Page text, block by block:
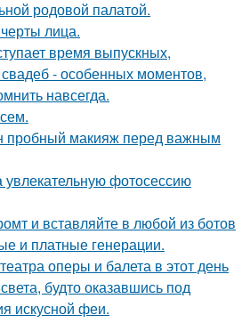
родовой палатой.
лица.
время выпускных,
- особенных моментов,
навсегда.
пробный макияж перед важным
фотосессию
и вставляйте в любой из ботов
и платные генерации.
оперы и балета в этот день
будто оказавшись под
искусной феи.